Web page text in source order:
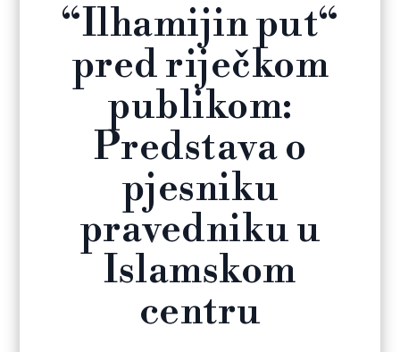
“Ilhamijin put“
pred riječkom
publikom:
Predstava o
pjesniku
pravedniku u
Islamskom
centru